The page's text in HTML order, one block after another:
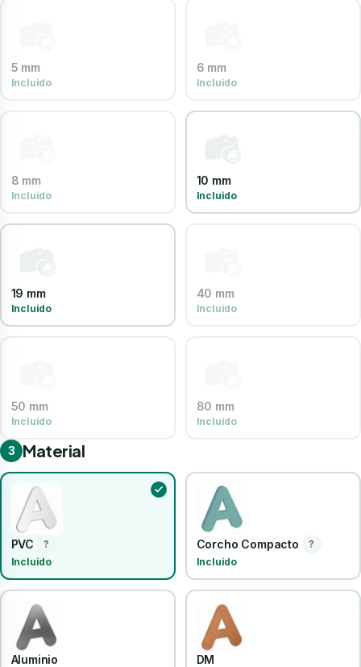
5 mm
Incluido
6 mm
Incluido
8 mm
Incluido
10 mm
Incluido
19 mm
Incluido
40 mm
Incluido
50 mm
Incluido
80 mm
Incluido
3 Material
PVC
?
Incluido
Corcho Compacto
?
Incluido
Aluminio DM